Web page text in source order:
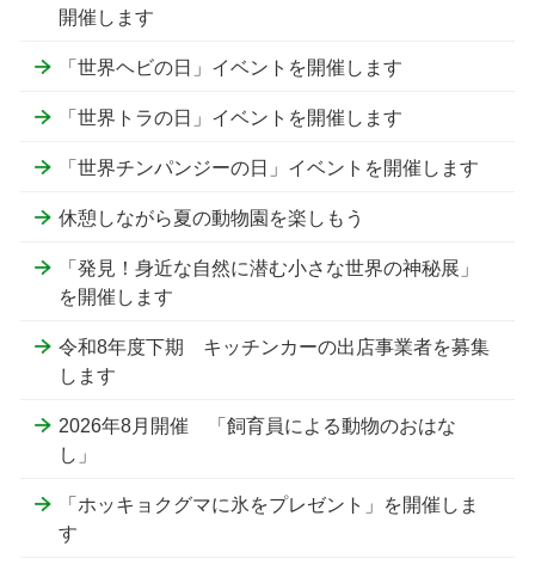
開催します
「世界ヘビの日」イベントを開催します
「世界トラの日」イベントを開催します
「世界チンパンジーの日」イベントを開催します
休憩しながら夏の動物園を楽しもう
「発見！身近な自然に潜む小さな世界の神秘展」
を開催します
令和8年度下期 キッチンカーの出店事業者を募集
します
2026年8月開催 「飼育員による動物のおはな
し」
「ホッキョクグマに氷をプレゼント」を開催しま
す